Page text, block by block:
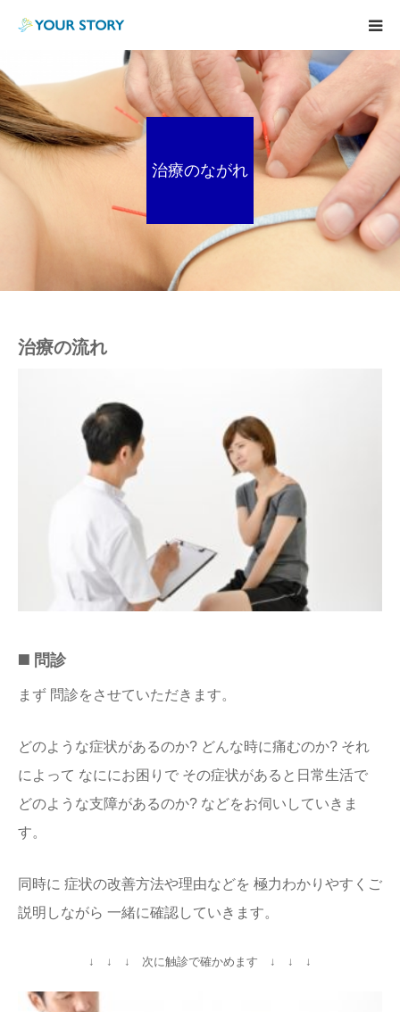
治療のながれ
治療の流れ
◼️ 問診
まず 問診をさせていただきます。
どのような症状があるのか? どんな時に痛むのか? それ
によって なににお困りで その症状があると日常生活で
どのような支障があるのか? などをお伺いしていきま
す。
同時に 症状の改善方法や理由などを 極力わかりやすくご
説明しながら 一緒に確認していきます。
↓ ↓ ↓ 次に触診で確かめます ↓ ↓ ↓
TOP
BodyCare